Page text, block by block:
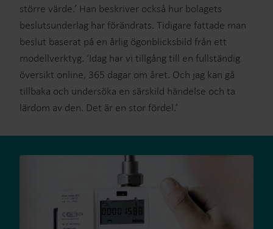
större värde.’ Han beskriver också hur bolagets
beslutsunderlag har förändrats. Tidigare fattade man
beslut baserat på en årlig ögonblicksbild från ett
modellverktyg. ‘Idag har vi tillgång till en fullständig
översikt online, 365 dagar om året. Och jag kan gå
tillbaka och undersöka en särskild händelse och ta
lärdom av den. Det är en stor fördel.’